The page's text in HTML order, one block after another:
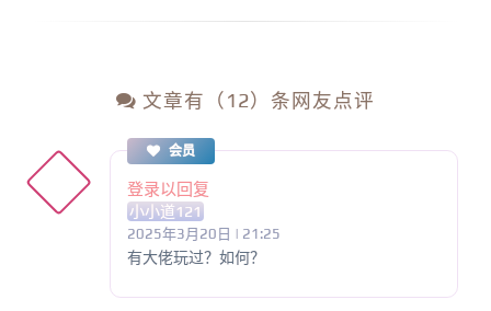
文章有（12）条网友点评
会员
登录以回复
小小道121
2025年3月20日 | 21:25
有大佬玩过？如何？